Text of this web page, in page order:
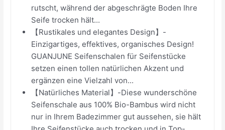
rutscht, während der abgeschrägte Boden Ihre
Seife trocken hält...
【Rustikales und elegantes Design】-
Einzigartiges, effektives, organisches Design!
GUANJUNE Seifenschalen für Seifenstücke
setzen einen tollen natürlichen Akzent und
ergänzen eine Vielzahl von...
【Natürliches Material】-Diese wunderschöne
Seifenschale aus 100% Bio-Bambus wird nicht
nur in Ihrem Badezimmer gut aussehen, sie hält